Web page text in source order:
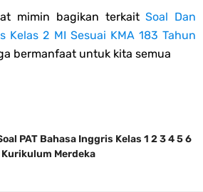
mimin bagikan terkaitSoal Dan
Kelas 2 MI Sesuai KMA 183 Tahun
bermanfaat untuk kita semua
PAT Bahasa Inggris Kelas 1 2 3 4 5 6
Merdeka